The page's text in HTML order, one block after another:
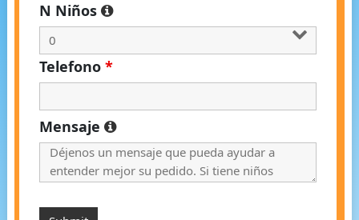
N Niños
Telefono *
Mensaje